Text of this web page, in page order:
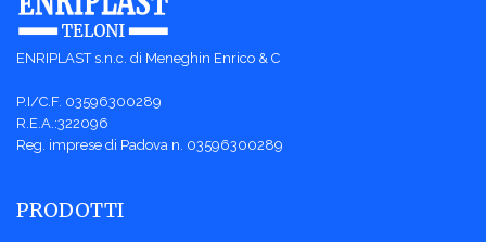
ENRIPLAST s.n.c. di Meneghin Enrico & C
P.I/C.F. 03596300289
R.E.A.:322096
Reg. imprese di Padova n. 03596300289
PRODOTTI